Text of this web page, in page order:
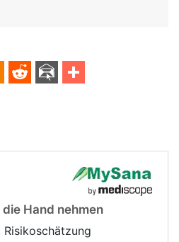
Hand nehmen
Risikoschätzung